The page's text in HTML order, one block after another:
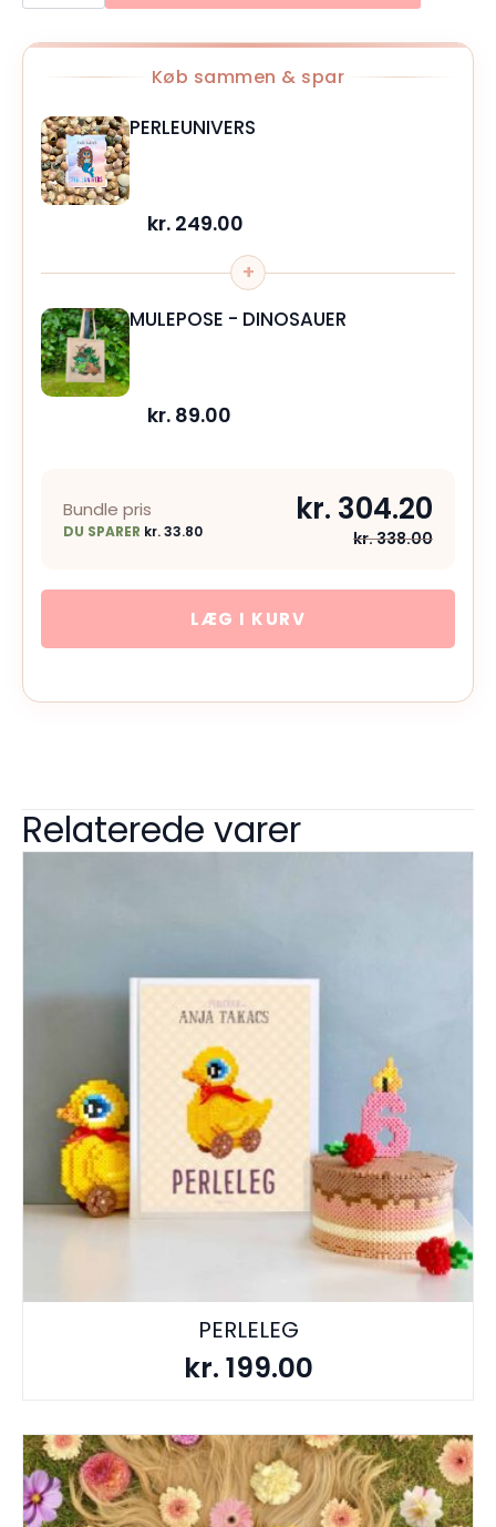
Køb sammen & spar
PERLEUNIVERS
kr. 249.00
+
MULEPOSE - DINOSAUER
kr. 89.00
Bundle pris
DU SPARER kr.33.80
kr. 304.20
kr.338.00
LÆG I KURV
Relaterede varer
PERLELEG
kr. 199.00